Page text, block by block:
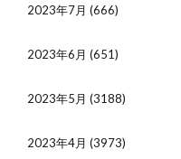
2023年7月 (666)
2023年6月 (651)
2023年5月 (3188)
2023年4月 (3973)